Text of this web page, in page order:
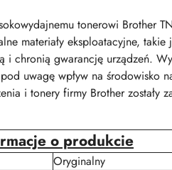
tonerowi Brother
materiały eksploatacyjne,
i chronią gwarancję urządzeń.
uwagę wpływ na środowisko
i tonery firmy Brother zostały
o produkcie
Oryginalny